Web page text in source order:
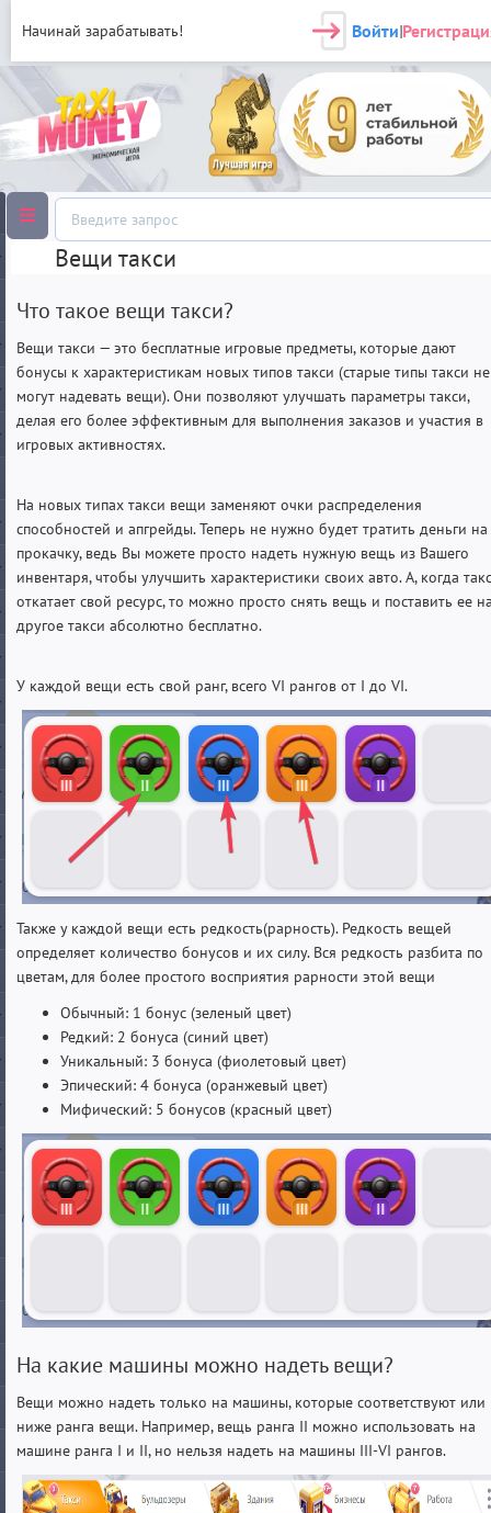
Начинай зарабатывать! Войти|
Вещи такси
Что такое вещи такси?
Вещи такси — это бесплатные игровые предметы, которые дают
бонусы к характеристикам новых типов такси (старые типы такси не
могут надевать вещи). Они позволяют улучшать параметры такси,
делая его более эффективным для выполнения заказов и участия в
игровых активностях.
На новых типах такси вещи заменяют очки распределения
способностей и апгрейды. Теперь не нужно будет тратить деньги на
прокачку, ведь Вы можете просто надеть нужную вещь из Вашего
инвентаря, чтобы улучшить характеристики своих авто. А, когда
откатает свой ресурс, то можно просто снять вещь и поставить ее
другое такси абсолютно бесплатно.
У каждой вещи есть свой ранг, всего VI рангов от I до VI.
Также у каждой вещи есть редкость(рарность). Редкость вещей
определяет количество бонусов и их силу. Вся редкость разбита по
цветам, для более простого восприятия рарности этой вещи
Обычный: 1 бонус (зеленый цвет)
Редкий: 2 бонуса (синий цвет)
Уникальный: 3 бонуса (фиолетовый цвет)
Эпический: 4 бонуса (оранжевый цвет)
Мифический: 5 бонусов (красный цвет)
На какие машины можно надеть вещи?
Вещи можно надеть только на машины, которые соответствуют или
ниже ранга вещи. Например, вещь ранга II можно использовать на
машине ранга I и II, но нельзя надеть на машины III-VI рангов.